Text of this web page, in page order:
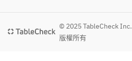
© 2025 TableCheck Inc.
版權所有